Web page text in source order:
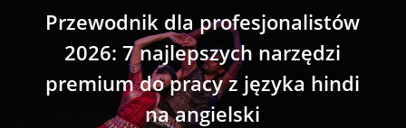
Przewodnik dla profesjonalistów
2026: 7 najlepszych narzędzi
premium do pracy z języka hindi
na angielski